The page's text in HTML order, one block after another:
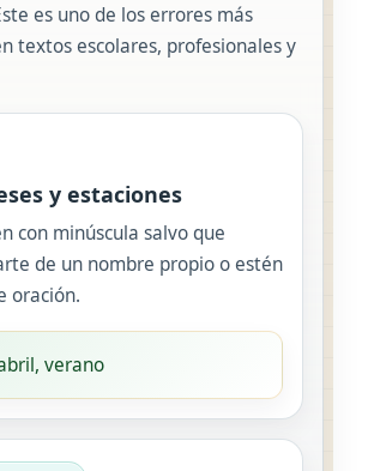
es uno de los errores más
textos escolares, profesionales y
y estaciones
con minúscula salvo que
de un nombre propio o estén
oración.
verano